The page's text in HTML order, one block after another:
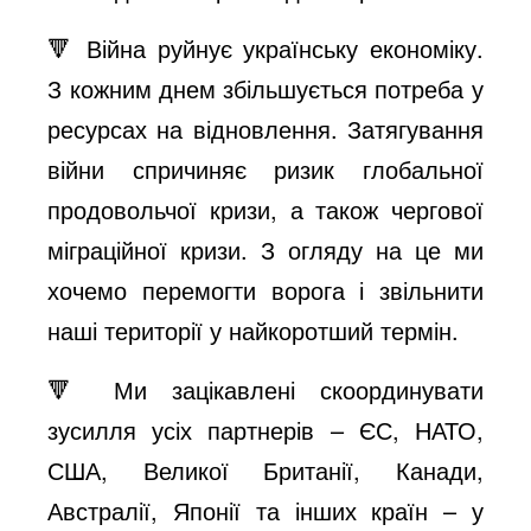
🔻 Війна руйнує українську економіку.
З кожним днем збільшується потреба у
ресурсах на відновлення. Затягування
війни спричиняє ризик глобальної
продовольчої кризи, а також чергової
міграційної кризи. З огляду на це ми
хочемо перемогти ворога і звільнити
наші території у найкоротший термін.
🔻 Ми зацікавлені скоординувати
зусилля усіх партнерів – ЄС, НАТО,
США, Великої Британії, Канади,
Австралії, Японії та інших країн – у